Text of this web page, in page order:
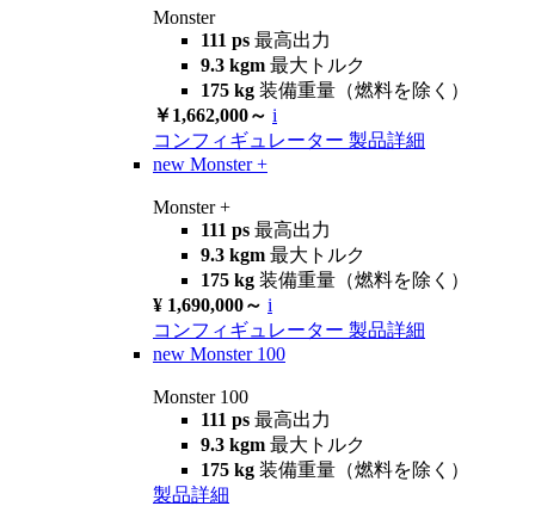
Monster
111 ps 最高出力
9.3 kgm 最大トルク
175 kg 装備重量（燃料を除く）
￥1,662,000～ i
コンフィギュレーター 製品詳細
new Monster +
Monster +
111 ps 最高出力
9.3 kgm 最大トルク
175 kg 装備重量（燃料を除く）
¥ 1,690,000～ i
コンフィギュレーター 製品詳細
new Monster 100
Monster 100
111 ps 最高出力
9.3 kgm 最大トルク
175 kg 装備重量（燃料を除く）
製品詳細